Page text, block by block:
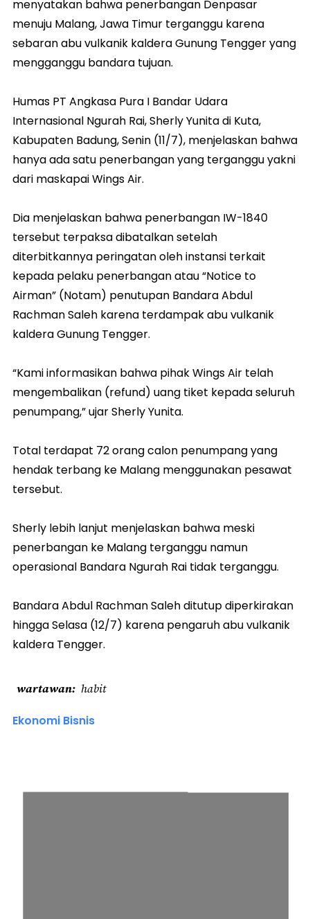
menyatakan bahwa penerbangan Denpasar
menuju Malang, Jawa Timur terganggu karena
sebaran abu vulkanik kaldera Gunung Tengger yang
mengganggu bandara tujuan.
Humas PT Angkasa Pura I Bandar Udara
Internasional Ngurah Rai, Sherly Yunita di Kuta,
Kabupaten Badung, Senin (11/7), menjelaskan bahwa
hanya ada satu penerbangan yang terganggu yakni
dari maskapai Wings Air.
Dia menjelaskan bahwa penerbangan IW-1840
tersebut terpaksa dibatalkan setelah
diterbitkannya peringatan oleh instansi terkait
kepada pelaku penerbangan atau “Notice to
Airman” (Notam) penutupan Bandara Abdul
Rachman Saleh karena terdampak abu vulkanik
kaldera Gunung Tengger.
“Kami informasikan bahwa pihak Wings Air telah
mengembalikan (refund) uang tiket kepada seluruh
penumpang,” ujar Sherly Yunita.
Total terdapat 72 orang calon penumpang yang
hendak terbang ke Malang menggunakan pesawat
tersebut.
Sherly lebih lanjut menjelaskan bahwa meski
penerbangan ke Malang terganggu namun
operasional Bandara Ngurah Rai tidak terganggu.
Bandara Abdul Rachman Saleh ditutup diperkirakan
hingga Selasa (12/7) karena pengaruh abu vulkanik
kaldera Tengger.
wartawan habit
Ekonomi Bisnis